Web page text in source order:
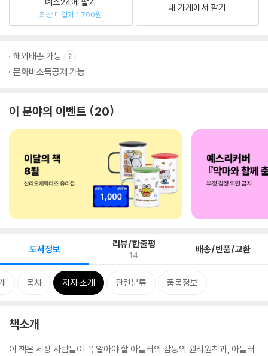
최상 매입가 1,700원
내 가게에서 팔기
해외배송 가능
문화비소득공제 가능
이 분야의 이벤트 20
도서정보 리뷰/한줄평
14 배송/반품/교환
목차 저자 소개 관련분류 품목정보
책소개
이 책은 세상 사람들이 꼭 알아야 할 아들러의 감동의 원리원칙과, 아들러